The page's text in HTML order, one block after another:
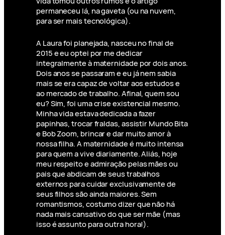
permaneceu lá, na gaveta (ou na nuvem,
para ser mais tecnológica).
A Laura foi planejada, nasceu no final de
2015 e eu optei por me dedicar
integralmente à maternidade por dois anos.
Dois anos se passaram e eu já nem sabia
mais se era capaz de voltar aos estudos e
ao mercado de trabalho. Afinal, quem sou
eu? Sim, foi uma crise existencial mesmo.
Minha vida estava dedicada a fazer
papinhas, trocar fraldas, assistir Mundo Bita
e Bob Zoom, brincar e dar muito amor à
nossa filha. A maternidade é muito intensa
para quem a vive diariamente. Aliás, hoje
meu respeito e admiração pelas mães ou
pais que abdicam de seus trabalhos
externos para cuidar exclusivamente de
seus filhos são ainda maiores. Sem
romantismos, costumo dizer que não há
nada mais cansativo do que ser mãe (mas
isso é assunto para outra hora!).